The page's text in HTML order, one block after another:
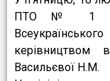
ПТО № 1 м.
керівництвом
Васильєвої Н.М.